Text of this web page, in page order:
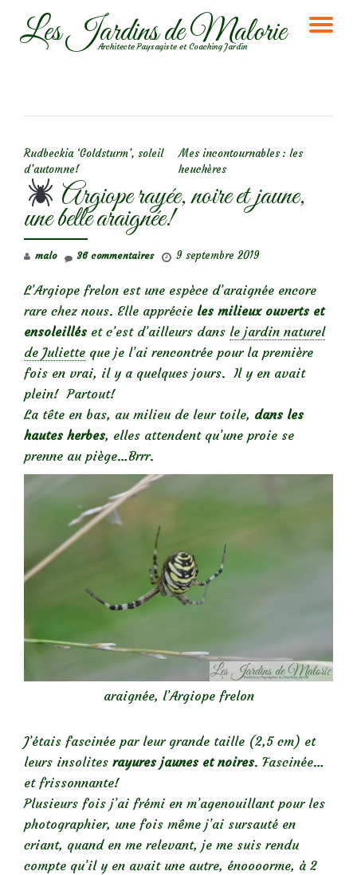
AllerLes Jardins de Malorie
Architecte Paysagiste et Coaching Jardin
Rudbeckia ‘Goldsturm’, soleil
d’automne!
Mes incontournables : les
heuchères
Argiope rayée, noire et jaune,
une belle araignée!
malo 9 septembre 2019
36 commentaires
L’Argiope frelon est une espèce d’araignée encore
rare chez nous. Elle apprécie les milieux ouverts et
ensoleillés et c’est d’ailleurs dans le jardin naturel
de Juliette que je l’ai rencontrée pour la première
fois en vrai, il y a quelques jours. Il y en avait
plein! Partout!
La tête en bas, au milieu de leur toile, dans les
hautes herbes, elles attendent qu’une proie se
prenne au piège…Brrr.
araignée, l’Argiope frelon
J’étais fascinée par leur grande taille (2,5 cm) et
leurs insolites rayures jaunes et noires. Fascinée…
et frissonnante!
Plusieurs fois j’ai frémi en m’agenouillant pour les
photographier, une fois même j’ai sursauté en
criant, quand en me relevant, je me suis rendu
compte qu’il y en avait une autre, énoooorme, à 2